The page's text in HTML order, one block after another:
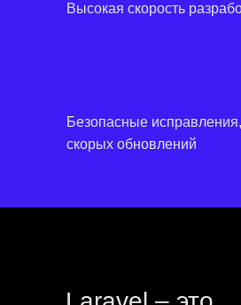
Безопасные
скорых обновлений
Высокая скорость